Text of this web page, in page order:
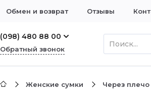
Обмен и возврат Отзывы
(098) 480 88 00
Обратный звонок
Женские сумки Через плечо